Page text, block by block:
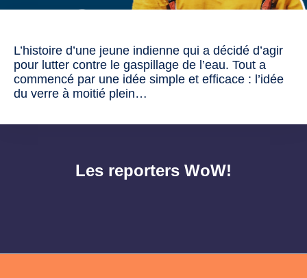
L’histoire d’une jeune indienne qui a décidé d’agir
pour lutter contre le gaspillage de l’eau. Tout a
commencé par une idée simple et efficace : l’idée
du verre à moitié plein…
Les reporters WoW!